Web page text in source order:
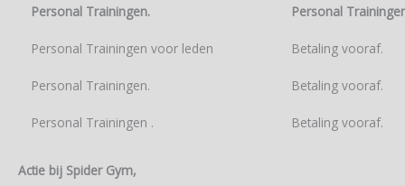
Personal Trainingen. Personal
Personal Trainingen voor leden Betaling vooraf.
Personal Trainingen. Betaling vooraf.
Personal Trainingen . Betaling vooraf.
Actie bij Spider Gym,